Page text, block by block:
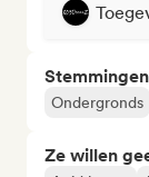
Ondergronds
Ze willen